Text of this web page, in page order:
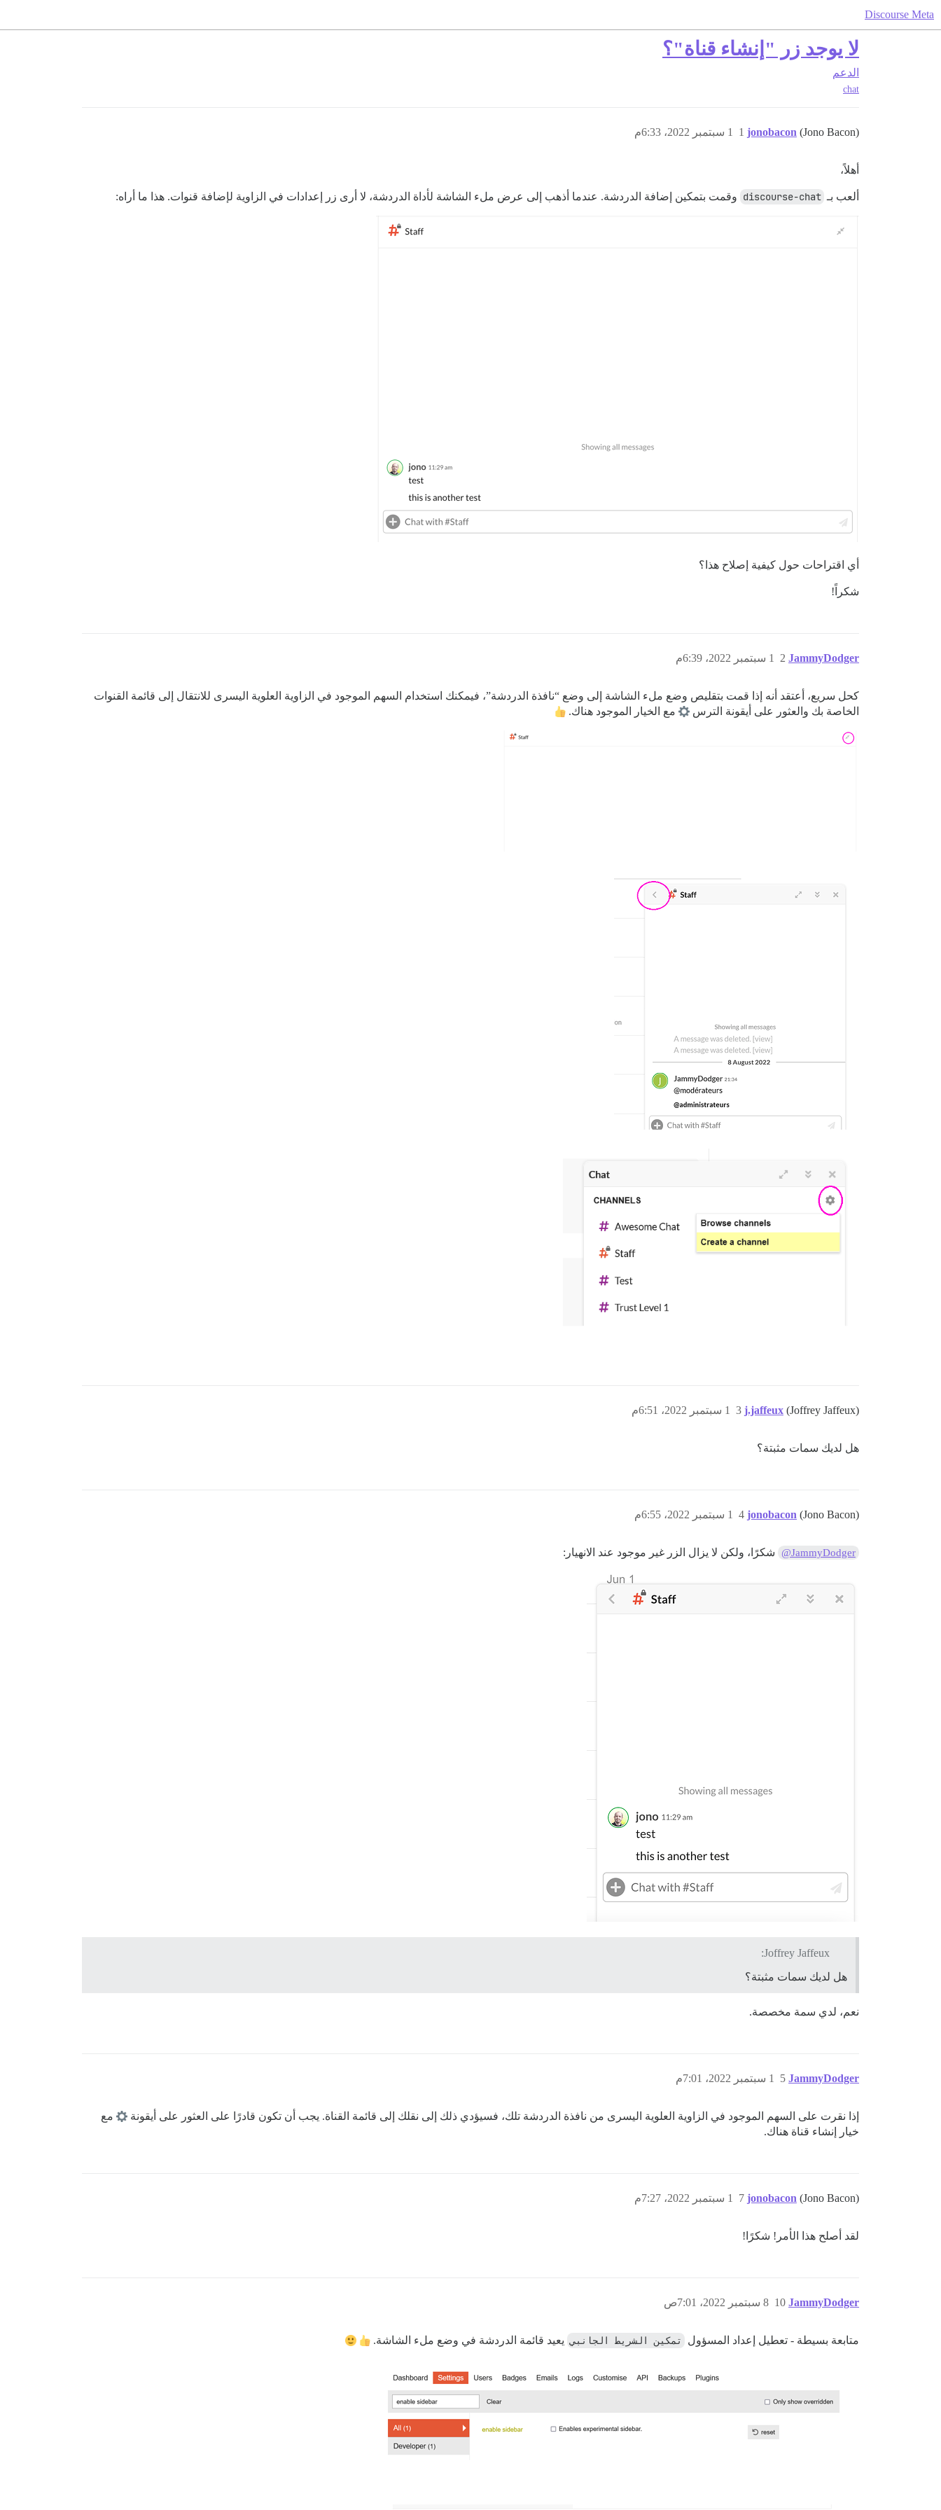
Discourse Meta
لا يوجد زر "إنشاء قناة"؟
الدعم
chat
jonobacon (Jono Bacon) 1 سبتمبر 2022، 6:33م 1
أهلاً،
ألعب بـ discourse-chat وقمت بتمكين إضافة الدردشة. عندما أذهب إلى عرض ملء الشاشة لأداة الدردشة، لا أرى زر إعدادات في الزاوية لإضافة قنوات. هذا ما أراه:
أي اقتراحات حول كيفية إصلاح هذا؟
شكراً!
JammyDodger 1 سبتمبر 2022، 6:39م 2
كحل سريع، أعتقد أنه إذا قمت بتقليص وضع ملء الشاشة إلى وضع “نافذة الدردشة”، فيمكنك استخدام السهم الموجود في الزاوية العلوية اليسرى للانتقال إلى قائمة القنوات
الخاصة بك والعثور على أيقونة الترس
مع الخيار الموجود هناك.
j.jaffeux (Joffrey Jaffeux) 1 سبتمبر 2022، 6:51م 3
هل لديك سمات مثبتة؟
jonobacon (Jono Bacon) 1 سبتمبر 2022، 6:55م 4
@JammyDodger شكرًا، ولكن لا يزال الزر غير موجود عند الانهيار:
Joffrey Jaffeux:
هل لديك سمات مثبتة؟
نعم، لدي سمة مخصصة.
JammyDodger 1 سبتمبر 2022، 7:01م 5
إذا نقرت على السهم الموجود في الزاوية العلوية اليسرى من نافذة الدردشة تلك، فسيؤدي ذلك إلى نقلك إلى قائمة القناة. يجب أن تكون قادرًا على العثور على أيقونة
مع
خيار إنشاء قناة هناك.
jonobacon (Jono Bacon) 1 سبتمبر 2022، 7:27م 7
لقد أصلح هذا الأمر! شكرًا!
JammyDodger 8 سبتمبر 2022، 7:01ص 10
متابعة بسيطة - تعطيل إعداد المسؤول تمكين الشريط الجانبي يعيد قائمة الدردشة في وضع ملء الشاشة.